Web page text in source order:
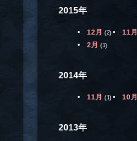
2015年
12月 (2) 11月
2月 (1)
2014年
11月 (1) 10月
2013年